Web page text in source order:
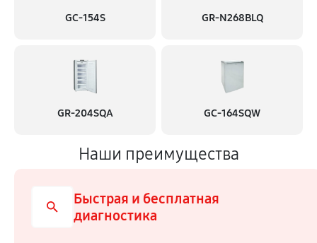
GC-154S GR-N268BLQ
GR-204SQA GC-164SQW
Наши преимущества
Быстрая и бесплатная
диагностика